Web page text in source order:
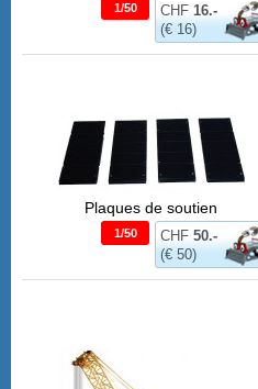
CHF 16.-
(€ 16)
1/50
Plaques de soutien
CHF 50.-
(€ 50)
1/50